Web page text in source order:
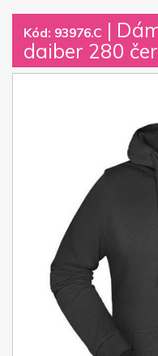
Kód: 93976.C |
daiber 280